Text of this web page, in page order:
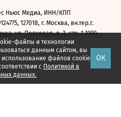
файлы и технологии
данным сайтом, вы
использование файлов cookie
с Политикой в
данных.
ОК
Ньюс Медиа, ИНН/КПП
127018, г. Москва, вн.тер.г.
ул. Полковая, д. 3, стр. 1 1999—